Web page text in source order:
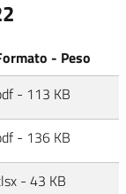
- Peso
- 113 KB
- 136 KB
- 43 KB